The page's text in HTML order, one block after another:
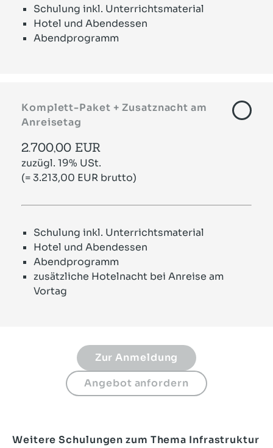
Schulung inkl. Unterrichtsmaterial
Hotel und Abendessen
Abendprogramm
Komplett-Paket + Zusatznacht am
Anreisetag
2.700,00 EUR
zuzügl. 19% USt.
(= 3.213,00 EUR brutto)
Schulung inkl. Unterrichtsmaterial
Hotel und Abendessen
Abendprogramm
zusätzliche Hotelnacht bei Anreise am
Vortag
Weitere Schulungen zum Thema Infrastruktur